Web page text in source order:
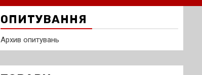
ОПИТУВАННЯ
Архив опитувань